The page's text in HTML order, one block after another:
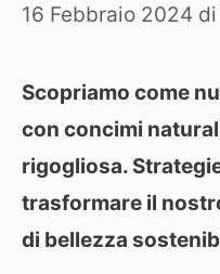
16 Febbraio 2024 di
Scopriamo come
con concimi
rigogliosa.
trasformare il
di bellezza